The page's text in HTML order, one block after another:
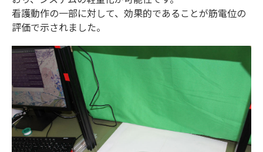
看護動作の一部に対して、効果的であることが筋電位の
評価で示されました。